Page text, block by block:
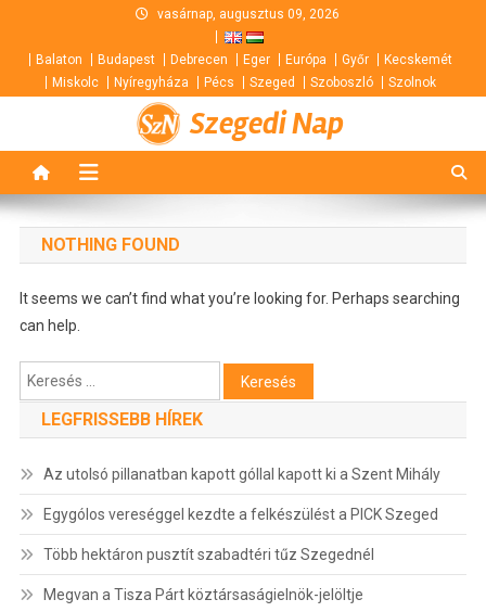
content
vasárnap, augusztus 09, 2026
Balaton Budapest Debrecen Eger Európa Győr
Kecskemét
Miskolc
Nyíregyháza Pécs Szeged Szoboszló Szolnok
Szegedi Nap
NOTHING FOUND
It seems we can’t find what you’re looking for. Perhaps searching
can help.
Keresés:
LEGFRISSEBB HÍREK
Az utolsó pillanatban kapott góllal kapott ki a Szent Mihály
Egygólos vereséggel kezdte a felkészülést a PICK Szeged
Több hektáron pusztít szabadtéri tűz Szegednél
Megvan a Tisza Párt köztársaságielnök-jelöltje